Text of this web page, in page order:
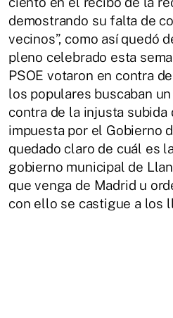
demostrando su falta de
vecinos”, como así quedó
pleno celebrado esta
PSOE votaron en contra
los populares buscaban
contra de la injusta subida
impuesta por el Gobierno
quedado claro de cuál es
gobierno municipal de
que venga de Madrid u
con ello se castigue a los